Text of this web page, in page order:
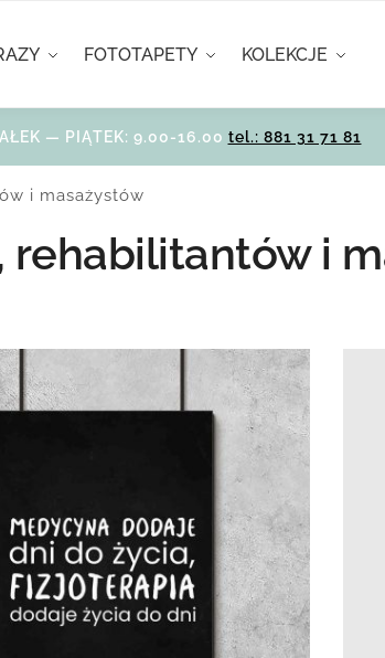
FOTOTAPETY KOLEKCJE
— PIĄTEK: 9.00-16.00 tel.: 881 31 71 81
i masażystów
i